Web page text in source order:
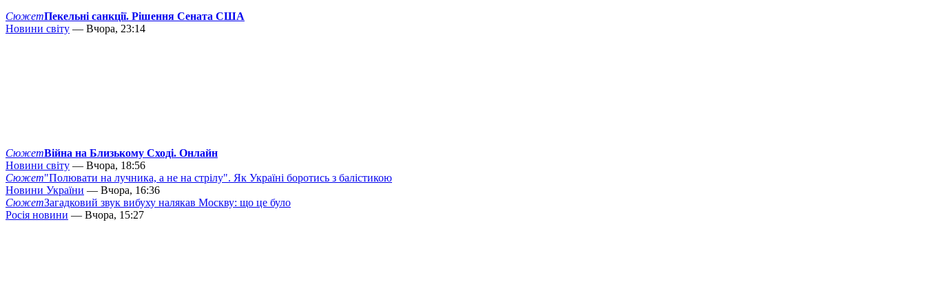
СюжетПекельні санкції. Рішення Сената США
Новини світу — Вчора, 23:14
СюжетВійна на Близькому Сході. Онлайн
Новини світу — Вчора, 18:56
Сюжет"Полювати на лучника, а не на стрілу". Як Україні боротись з балістикою
Новини України — Вчора, 16:36
СюжетЗагадковий звук вибуху налякав Москву: що це було
Росія новини — Вчора, 15:27